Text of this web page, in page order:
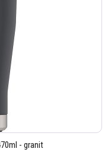
- granit